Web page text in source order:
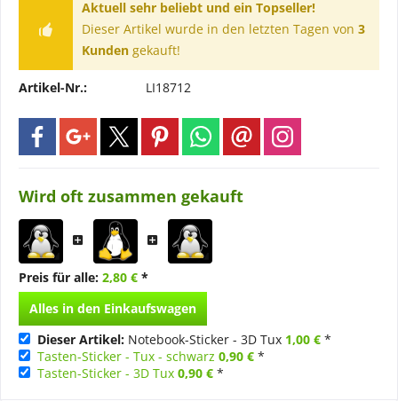
Aktuell sehr beliebt und ein Topseller!
Dieser Artikel wurde in den letzten Tagen von 3
Kundengekauft!
Artikel-Nr.: LI18712
Wird oft zusammen gekauft
Preis für alle: 2,80 € *
Alles in den Einkaufswagen
Dieser Artikel: Notebook-Sticker - 3D Tux 1,00 € *
Tasten-Sticker - Tux - schwarz 0,90 € *
Tasten-Sticker - 3D Tux 0,90 € *